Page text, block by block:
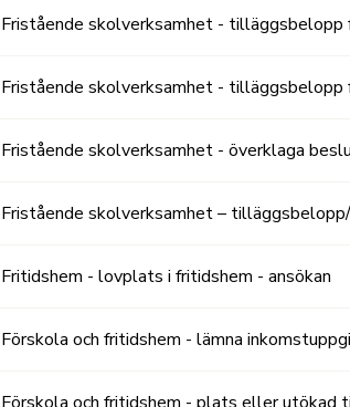
Fristående skolverksamhet - tilläggsbelopp
Fristående skolverksamhet - tilläggsbelopp
Fristående skolverksamhet - överklaga
Fristående skolverksamhet –
Fritidshem - lovplats i fritidshem - ansökan
Förskola och fritidshem - lämna